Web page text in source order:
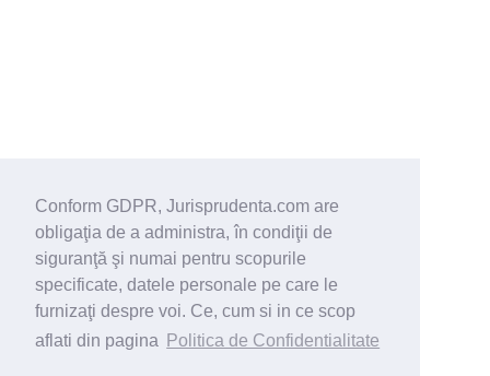
Conform GDPR, Jurisprudenta.com are
obligaţia de a administra, în condiţii de
siguranţă şi numai pentru scopurile
specificate, datele personale pe care le
furnizaţi despre voi. Ce, cum si in ce scop
aflati din pagina
Politica de Confidentialitate